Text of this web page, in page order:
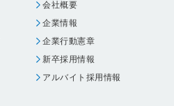
会社概要
企業情報
企業行動憲章
新卒採用情報
アルバイト採用情報